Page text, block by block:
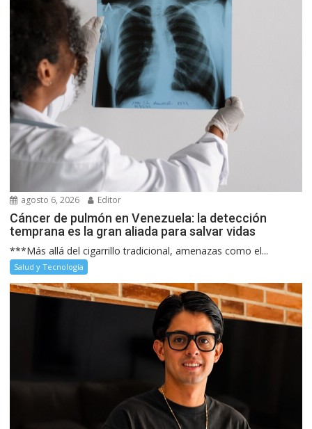
agosto 6, 2026 Editor
Cáncer de pulmón en Venezuela: la detección
temprana es la gran aliada para salvar vidas
***Más allá del cigarrillo tradicional, amenazas como el...
Salud y Tecnología